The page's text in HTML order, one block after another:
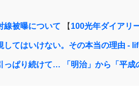
線被曝について 【 100光年ダイアリ
してはいけない。その本当の理由 -
っぱり続けて… 「明治」から「平